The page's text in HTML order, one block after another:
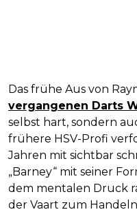
Das frühe Aus von
vergangenen Darts
selbst hart, sondern
frühere HSV-Profi
Jahren mit sichtbar
„Barney“ mit seiner
dem mentalen Druck
der Vaart zum